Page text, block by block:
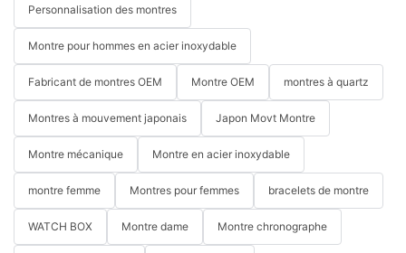
Personnalisation des montres
Montre pour hommes en acier inoxydable
Fabricant de montres OEM Montre OEM montres à quartz
Montres à mouvement japonais Japon Movt Montre
Montre mécanique Montre en acier inoxydable
montre femme Montres pour femmes bracelets de montre
WATCH BOX Montre dame Montre chronographe